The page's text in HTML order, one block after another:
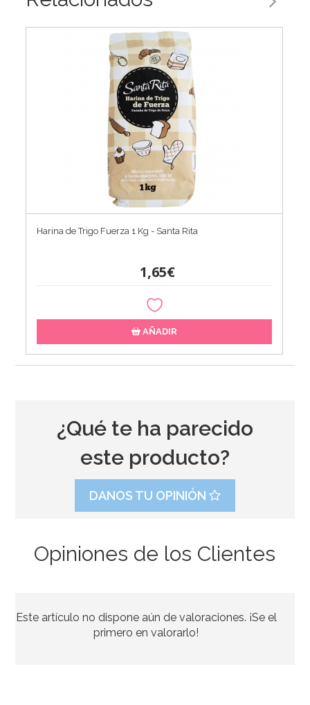
Harina de Trigo Fuerza 1 Kg - Santa Rita
1,65€
AÑADIR
2,95€
¿Qué te ha parecido
este producto?
DANOS TU OPINIÓN
Opiniones de los Clientes
Este artículo no dispone aún de valoraciones. ¡Se el
primero en valorarlo!